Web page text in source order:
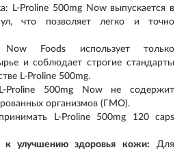
L-Proline 500mg Now выпускается в
что позволяет легко и точно
Foods использует только
и соблюдает строгие стандарты
L-Proline 500mg.
500mg Now не содержит
организмов (ГМО).
L-Proline 500mg 120 caps
улучшению здоровья кожи: Для